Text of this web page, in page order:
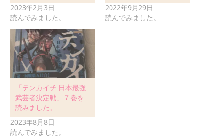
2023年2月3日
読んでみました。
2022年9月29日
読んでみました。
「テンカイチ 日本最強
武芸者決定戦」７巻を
読みました。
2023年8月8日
読んでみました。